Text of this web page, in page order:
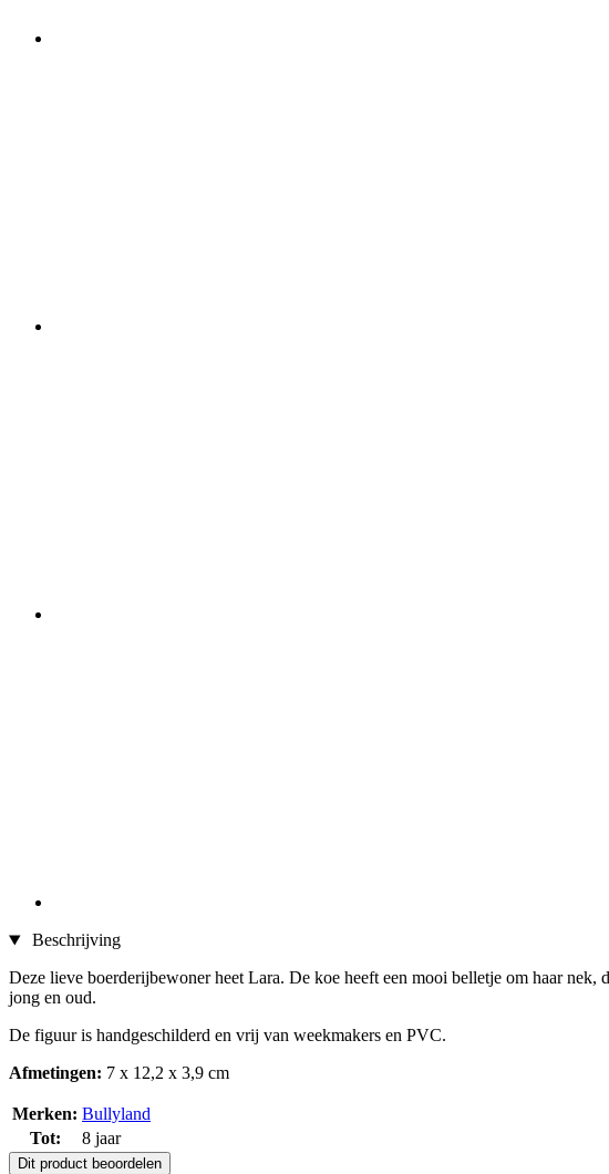
Beschrijving
Deze lieve boerderijbewoner heet Lara. De koe heeft een mooi belletje om haar
jong en oud.
De figuur is handgeschilderd en vrij van weekmakers en PVC.
Afmetingen: 7 x 12,2 x 3,9 cm
Merken: Bullyland
Tot:
8 jaar
Dit product beoordelen